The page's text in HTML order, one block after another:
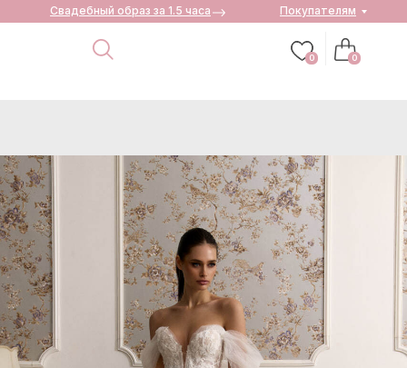
0
0
Покупателям
Свадебный образ за 1.5 часа